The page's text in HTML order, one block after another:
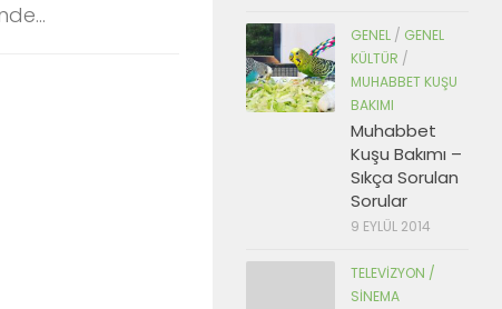
GENEL / GENEL
KÜLTÜR /
MUHABBET KUŞU
BAKIMI
Muhabbet
Kuşu Bakımı –
Sıkça Sorulan
Sorular
9 EYLÜL 2014
TELEVIZYON /
SINEMA